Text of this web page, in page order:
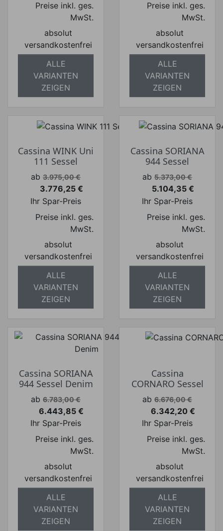
Preise inkl. ges.
MwSt.
absolut
versandkostenfrei
ALLE
VARIANTEN
ZEIGEN
Preise inkl. ges.
MwSt.
absolut
versandkostenfrei
ALLE
VARIANTEN
ZEIGEN
Cassina WINK Uni
111 Sessel
Verkaufspreis
ab 3.975,00 €
Preis
3.776,25 €
Ihr Spar-Preis
Preise inkl. ges.
MwSt.
absolut
versandkostenfrei
ALLE
VARIANTEN
ZEIGEN
Cassina SORIANA
944 Sessel
Verkaufspreis
ab 5.373,00 €
Preis
5.104,35 €
Ihr Spar-Preis
Preise inkl. ges.
MwSt.
absolut
versandkostenfrei
ALLE
VARIANTEN
ZEIGEN
Cassina SORIANA
944 Sessel Denim
Verkaufspreis
ab 6.783,00 €
Preis
6.443,85 €
Ihr Spar-Preis
Preise inkl. ges.
MwSt.
absolut
versandkostenfrei
ALLE
VARIANTEN
ZEIGEN
Cassina
CORNARO Sessel
Verkaufspreis
ab 6.676,00 €
Preis
6.342,20 €
Ihr Spar-Preis
Preise inkl. ges.
MwSt.
absolut
versandkostenfrei
ALLE
VARIANTEN
ZEIGEN